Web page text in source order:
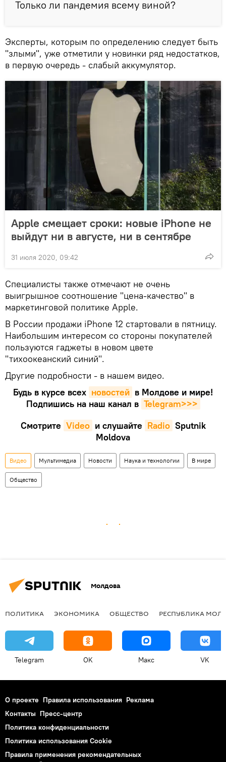
Только ли пандемия всему виной?
Эксперты, которым по определению следует быть
"злыми", уже отметили у новинки ряд недостатков,
в первую очередь - слабый аккумулятор.
Apple смещает сроки: новые iPhone не
выйдут ни в августе, ни в сентябре
31 июля 2020, 09:42
Специалисты также отмечают не очень
выигрышное соотношение "цена-качество" в
маркетинговой политике Apple.
В России продажи iPhone 12 стартовали в пятницу.
Наибольшим интересом со стороны покупателей
пользуются гаджеты в новом цвете
"тихоокеанский синий".
Другие подробности - в нашем видео.
Будь в курсе всех новостей в Молдове и мире!
Подпишись на наш канал в Telegram>>>
Смотрите Video и слушайте Radio Sputnik
Moldova
Видео Мультимедиа Новости Наука и технологии В мире
Общество
Молдова
ПОЛИТИКА ЭКОНОМИКА ОБЩЕСТВО РЕСПУБЛИКА
Telegram OK Макс VK
О проекте Правила использования Реклама
Контакты Пресс-центр
Политика конфиденциальности
Политика использования Cookie
Правила применения рекомендательных